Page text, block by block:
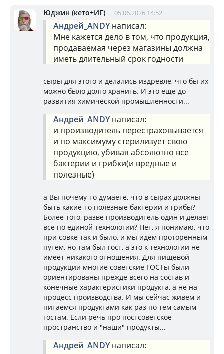
Юджин (кето+ИГ) 05.06.2026 14:52
Андрей_ANDYнаписал:
Мне кажется дело в том, что продукция,
продаваемая через магазины должна
иметь длительный срок годности
сыры для этого и делались издревле, что бы их
можно было долго хранить. И это ещё до
развития химической промышленности...
Андрей_ANDYнаписал:
и производитель перестраховывается
и по максимуму стерилизует свою
продукцию, убивая абсолютно все
бактерии и грибки(и вредные и
полезные)
а Вы почему-то думаете, что в сырах должны
быть какие-то полезные бактерии и грибы?
Более того, разве производитель один и делает
всё по единой технологии? Нет, я понимаю, что
при совке так и было, и мы идём проторенным
путём, но там был гост, а это к технологии не
имеет никакого отношения. Для пищевой
продукции многие советские ГОСТы были
ориентированы прежде всего на состав и
конечные характеристики продукта, а не на
процесс производства. И мы сейчас живём и
питаемся продуктами как раз по тем самым
гостам. Если речь про постсоветское
пространство и "наши" продукты...
Андрей_ANDYнаписал: